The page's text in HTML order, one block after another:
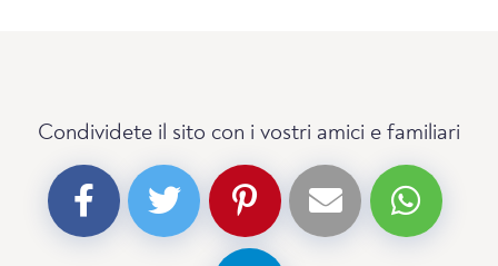
Condividete il sito con i vostri amici e familiari